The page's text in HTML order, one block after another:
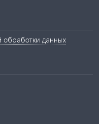
обработки данных